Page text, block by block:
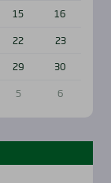
15
16
22
23
29
30
5 6